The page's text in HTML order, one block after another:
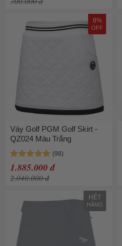
8%
OFF
Váy Golf PGM Golf Skirt -
QZ024 Màu Trắng
1.885.000 đ
2.040.000 đ
HẾT
HÀNG